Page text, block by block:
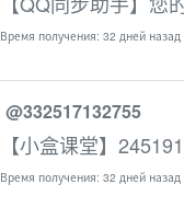
Время получения: 32 дней
@332517132755
【小盒课堂】
Время получения: 32 дней